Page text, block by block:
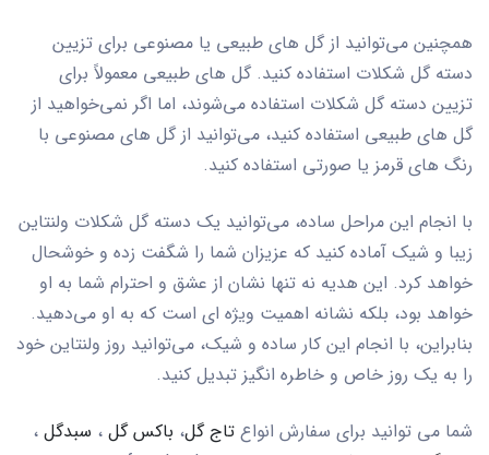
همچنین می‌توانید از گل های طبیعی یا مصنوعی برای تزیین
دسته گل شکلات استفاده کنید. گل های طبیعی معمولاً برای
تزیین دسته گل شکلات استفاده می‌شوند، اما اگر نمی‌خواهید از
گل های طبیعی استفاده کنید، می‌توانید از گل های مصنوعی با
رنگ های قرمز یا صورتی استفاده کنید.
با انجام این مراحل ساده، می‌توانید یک دسته گل شکلات ولنتاین
زیبا و شیک آماده کنید که عزیزان شما را شگفت زده و خوشحال
خواهد کرد. این هدیه نه تنها نشان از عشق و احترام شما به او
خواهد بود، بلکه نشانه اهمیت ویژه ای است که به او می‌دهید.
بنابراین، با انجام این کار ساده و شیک، می‌توانید روز ولنتاین خود
را به یک روز خاص و خاطره انگیز تبدیل کنید.
شما می توانید برای سفارش انواع تاج گل، باکس گل ، سبدگل ،